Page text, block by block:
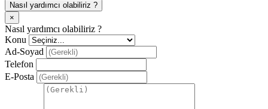
Nasıl yardımcı olabiliriz ?
×
Nasıl yardımcı olabiliriz ?
Konu
Ad-Soyad
Telefon
E-Posta